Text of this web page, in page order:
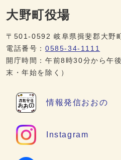
大野町役場
〒501-0592 岐阜県揖斐郡大野
電話番号： 0585-34-1111
開庁時間：午前8時30分から午
末・年始を除く）
情報発信おおの
Instagram